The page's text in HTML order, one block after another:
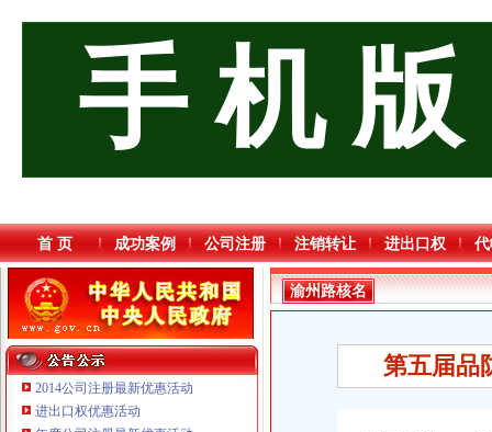
手 机 版
首 页 成功案例 公司注册 注销转让 进出口权
2014公司注册最新优惠活动
进出口权优惠活动
渝州路核名
第五届品